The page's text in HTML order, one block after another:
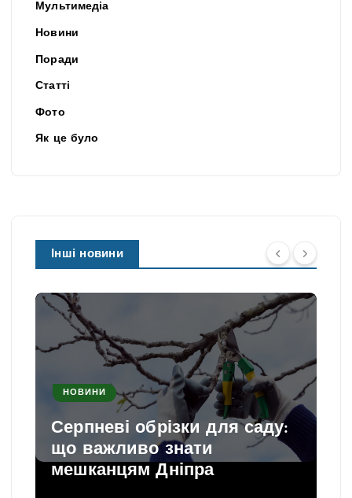
Мультимедіа
Новини
Поради
Статті
Фото
Як це було
Інші новини
НОВИНИ
Серпневі обрізки для саду:
що важливо знати
мешканцям Дніпра